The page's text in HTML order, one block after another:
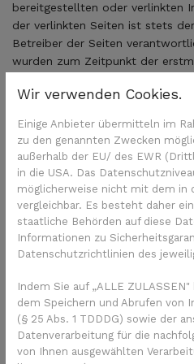
bereitgestellten oder verlinkten
der verlinkten Seiten ist stets
Betreiber der Seiten
wurden zum Zeitpunkt der
waren zum Zeitpunkt der
Inhalte, auf die er in seinem
Veränderungen zu überprüfen,
begründen könnte. Bei
Rechtsverletzungen werden wir
entfernen.
4. Haftung
Die Inhalte unserer Seiten
unter Berücksichtigung der
Entwicklungen erstellt.
Unklarheiten nicht vollständig
Wir verwenden Cookies.
Einige Anbieter übermitteln im
zu den genannten Zwecken
außerhalb der EU/ des EWR
in die USA. Das
möglicherweise nicht mit dem in
vergleichbar. Es besteht daher
staatliche Behörden auf diese
Informationen zu
Datenschutzrichtlinien des
Indem Sie auf „ALLE
dem Speichern und Abrufen von
(§ 25 Abs. 1 TDDDG) sowie der
Datenverarbeitung für die
von Ihnen ausgewählten